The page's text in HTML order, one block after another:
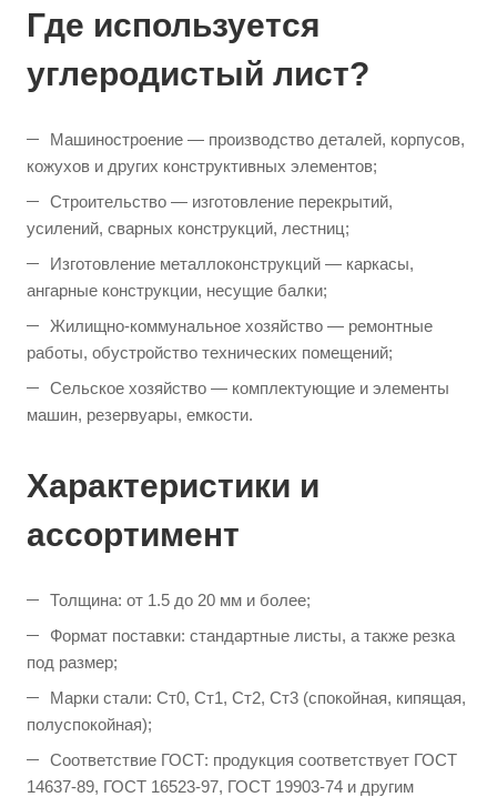
Где используется
углеродистый лист?
Машиностроение — производство деталей, корпусов,
кожухов и других конструктивных элементов;
Строительство — изготовление перекрытий,
усилений, сварных конструкций, лестниц;
Изготовление металлоконструкций — каркасы,
ангарные конструкции, несущие балки;
Жилищно-коммунальное хозяйство — ремонтные
работы, обустройство технических помещений;
Сельское хозяйство — комплектующие и элементы
машин, резервуары, емкости.
Характеристики и
ассортимент
Толщина: от 1.5 до 20 мм и более;
Формат поставки: стандартные листы, а также резка
под размер;
Марки стали: Ст0, Ст1, Ст2, Ст3 (спокойная, кипящая,
полуспокойная);
Соответствие ГОСТ: продукция соответствует ГОСТ
14637-89, ГОСТ 16523-97, ГОСТ 19903-74 и другим